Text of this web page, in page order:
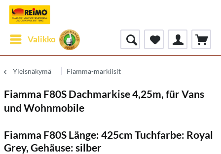
Valikko
Yleisnäkymä Fiamma-markiisit
Fiamma F80S Dachmarkise 4,25m, für Vans
und Wohnmobile
Fiamma F80S Länge: 425cm Tuchfarbe: Royal
Grey, Gehäuse: silber